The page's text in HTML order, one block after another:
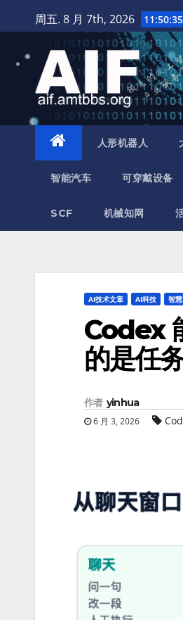
至
周五. 8 月 7th, 2026
人形机器人
智能汽车 可穿戴设备
SCF 机械知网
AI技术文章 AI科技 智
Codex
的是任
作者 yinhua
6 月 3, 2026